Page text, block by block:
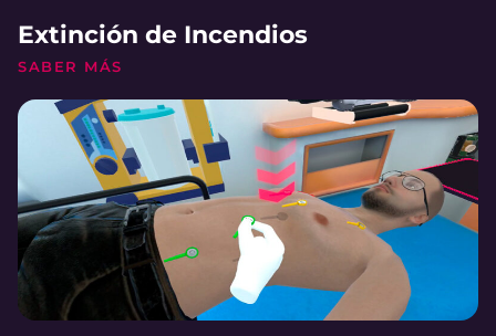
Extinción de Incendios
SABER MÁS